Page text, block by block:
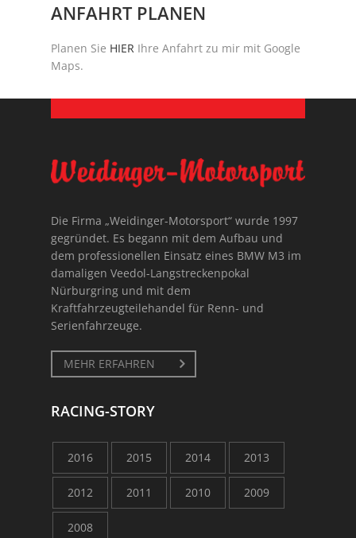
ANFAHRT PLANEN
Planen Sie HIER Ihre Anfahrt zu mir mit Google
Maps.
Die Firma „Weidinger-Motorsport“ wurde 1997
gegründet. Es begann mit dem Aufbau und
dem professionellen Einsatz eines BMW M3 im
damaligen Veedol-Langstreckenpokal
Nürburgring und mit dem
Kraftfahrzeugteilehandel für Renn- und
Serienfahrzeuge.
MEHR ERFAHREN
RACING-STORY
2016 2015 2014 2013
2012 2011 2010 2009
2008